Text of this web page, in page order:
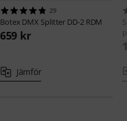
29
Botex DMX Splitter DD-2 RDM
659 kr
Jämför